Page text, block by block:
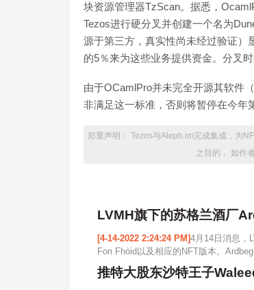
块资源管理器TzScan。据悉，
Tezos进行硬分叉并创建一个名为
源于第三方，真实性尚未经过验证）
的5％来为这些业务提供资金。分叉时
由于OCamlPro并未完全开源其软件
非满足这一标准，否则将暂停在今年
郑重声明： Tezos与Aleph.im完成集成，为
之目的， 如作
LVMH旗下的苏格兰酒厂
[4-14-2022 2:24:24 PM]4月14日消息，
Fon Fhòid以及相应的NFT版本。
推特大股东沙特王子